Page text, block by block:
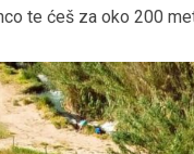
te ćeš za oko 200